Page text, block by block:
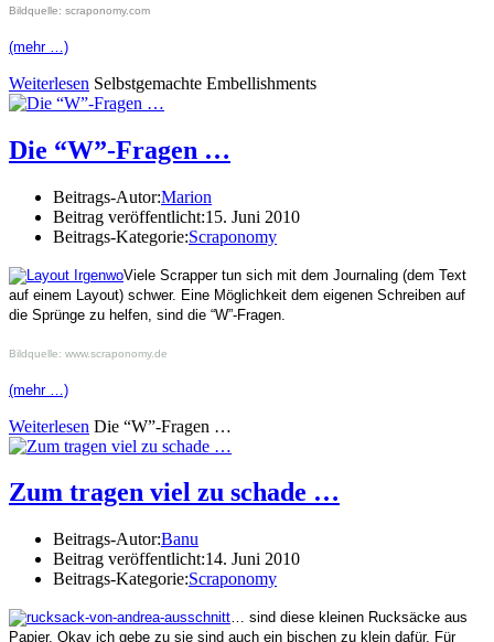
Bildquelle: scraponomy.com
(mehr …)
Weiterlesen Selbstgemachte Embellishments
Die “W”-Fragen …
Beitrags-Autor:Marion
Beitrag veröffentlicht:15. Juni 2010
Beitrags-Kategorie:Scraponomy
Viele Scrapper tun sich mit dem Journaling (dem Text
auf einem Layout) schwer. Eine Möglichkeit dem eigenen Schreiben auf
die Sprünge zu helfen, sind die “W”-Fragen.
Bildquelle: www.scraponomy.de
(mehr …)
Weiterlesen Die “W”-Fragen …
Zum tragen viel zu schade …
Beitrags-Autor:Banu
Beitrag veröffentlicht:14. Juni 2010
Beitrags-Kategorie:Scraponomy
… sind diese kleinen Rucksäcke aus
Papier. Okay ich gebe zu sie sind auch ein bischen zu klein dafür. Für